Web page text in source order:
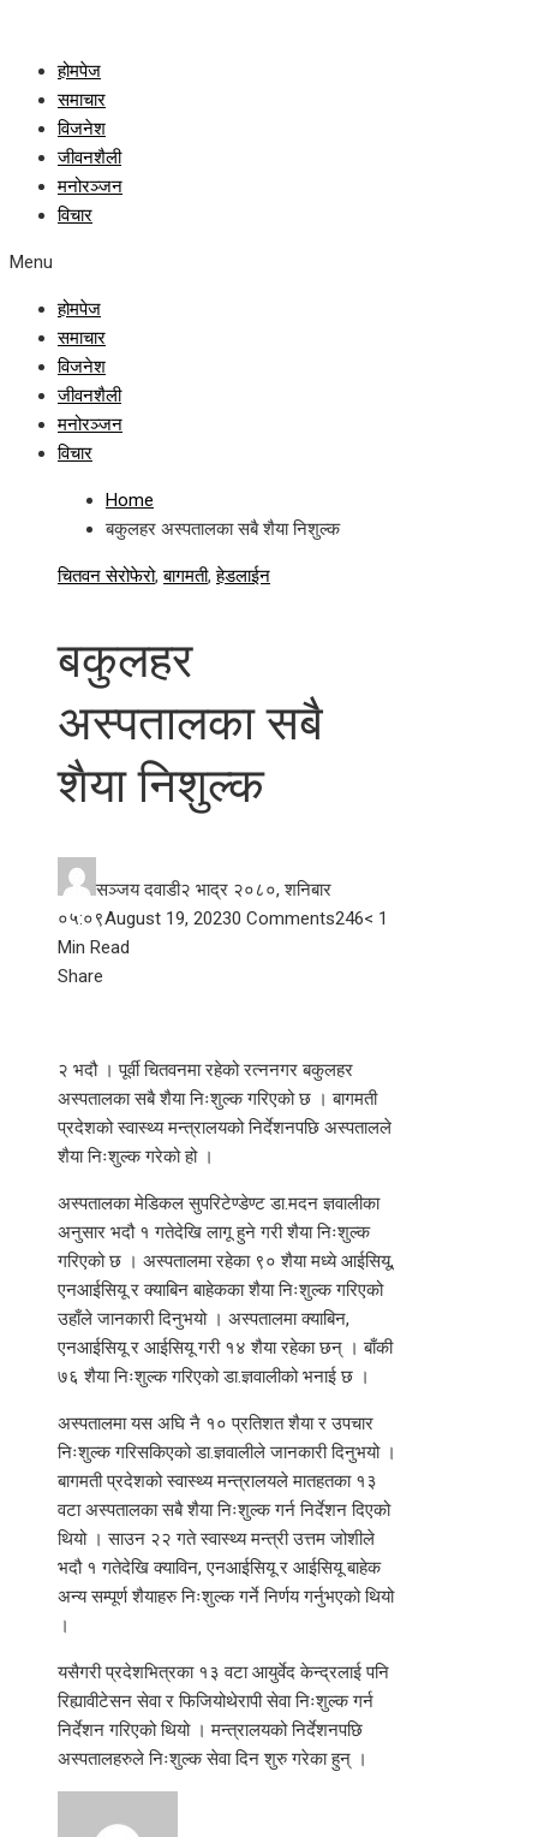
होमपेज
समाचार
विजनेश
जीवनशैली
मनोरञ्जन
विचार
Menu
होमपेज
समाचार
विजनेश
जीवनशैली
मनोरञ्जन
विचार
Home
बकुलहर अस्पतालका सबै शैया निशुल्क
चितवन सेरोफेरो,बागमती,हेडलाईन
बकुलहर
अस्पतालका सबै
शैया निशुल्क
सञ्जय दवाडी२ भाद्र २०८०, शनिबार
०५:०९August 19, 20230 Comments246< 1
Min Read
Facebook
Twitter
LinkedIn
Pinterest
Stumbleupon
Email
Share
२ भदौ । पूर्वी चितवनमा रहेको रत्ननगर बकुलहर
अस्पतालका सबै शैया निःशुल्क गरिएको छ । बागमती
प्रदेशको स्वास्थ्य मन्त्रालयको निर्देशनपछि अस्पतालले
शैया निःशुल्क गरेको हो ।
अस्पतालका मेडिकल सुपरिटेण्डेण्ट डा.मदन ज्ञवालीका
अनुसार भदौ १ गतेदेखि लागू हुने गरी शैया निःशुल्क
गरिएको छ । अस्पतालमा रहेका ९० शैया मध्ये आईसियू,
एनआईसियू र क्याबिन बाहेकका शैया निःशुल्क गरिएको
उहाँले जानकारी दिनुभयो । अस्पतालमा क्याबिन,
एनआईसियू र आईसियू गरी १४ शैया रहेका छन् । बाँकी
७६ शैया निःशुल्क गरिएको डा.ज्ञवालीको भनाई छ ।
अस्पतालमा यस अघि नै १० प्रतिशत शैया र उपचार
निःशुल्क गरिसकिएको डा.ज्ञवालीले जानकारी दिनुभयो ।
बागमती प्रदेशको स्वास्थ्य मन्त्रालयले मातहतका १३
वटा अस्पतालका सबै शैया निःशुल्क गर्न निर्देशन दिएको
थियो । साउन २२ गते स्वास्थ्य मन्त्री उत्तम जोशीले
भदौ १ गतेदेखि क्याविन, एनआईसियू र आईसियू बाहेक
अन्य सम्पूर्ण शैयाहरु निःशुल्क गर्ने निर्णय गर्नुभएको थियो
।
यसैगरी प्रदेशभित्रका १३ वटा आयुर्वेद केन्द्रलाई पनि
रिह्यावीटेसन सेवा र फिजियोथेरापी सेवा निःशुल्क गर्न
निर्देशन गरिएको थियो । मन्त्रालयको निर्देशनपछि
अस्पतालहरुले निःशुल्क सेवा दिन शुरु गरेका हुन् ।